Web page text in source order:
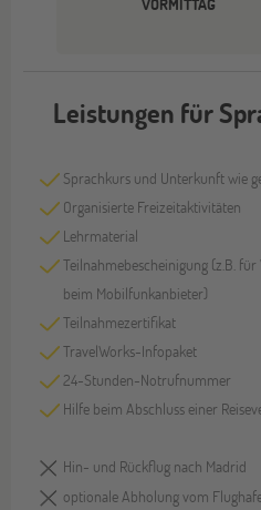
Leistungen für
Sprachkurs und Unterkunft wie
Organisierte Freizeitaktivitäten
Lehrmaterial
Teilnahmebescheinigung (z.B.
beim Mobilfunkanbieter)
Teilnahmezertifikat
TravelWorks-Infopaket
24-Stunden-Notrufnummer
Hilfe beim Abschluss einer
Hin- und Rückflug nach Madrid
optionale Abholung vom